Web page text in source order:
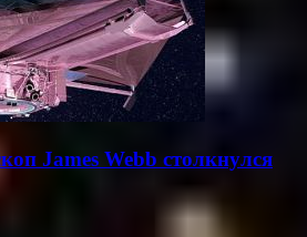
James Webb столкнулся